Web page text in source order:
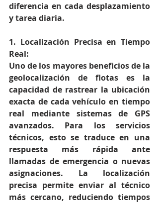
diferencia en cada desplazamiento
y tarea diaria.
1. Localización Precisa en Tiempo
Real:
Uno de los mayores beneficios de la
geolocalización de flotas es la
capacidad de rastrear la ubicación
exacta de cada vehículo en tiempo
real mediante sistemas de GPS
avanzados. Para los servicios
técnicos, esto se traduce en una
respuesta más rápida ante
llamadas de emergencia o nuevas
asignaciones. La localización
precisa permite enviar al técnico
más cercano, reduciendo tiempos